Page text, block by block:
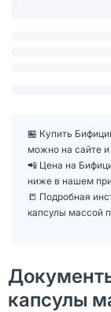
🏪 Купить
можно на сайте
📲 Цена на
ниже в нашем
📒 Подробная
капсулы массой
капсулы